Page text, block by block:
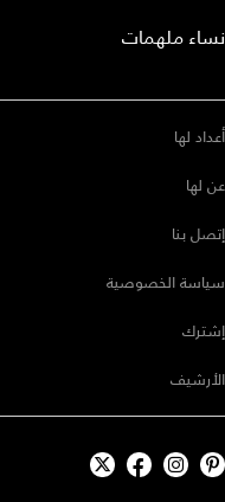
نساء ملهمات
أعداد لها
عن لها
إتصل بنا
سياسة الخصوصية
إشترك
الأرشيف